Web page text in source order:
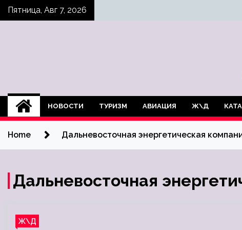
SkipПятница, Авг 7, 2026
НОВОСТИ ТУРИЗМ АВИАЦИЯ Ж\Д
Home Дальневосточная энергетическая
Дальневосточная
Ж\Д